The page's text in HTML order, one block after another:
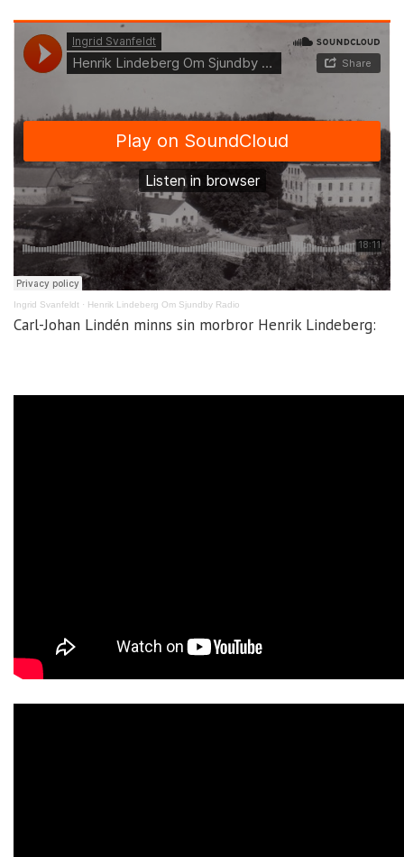
Ingrid Svanfeldt · Henrik Lindeberg Om Sjundby Radio
Carl-Johan Lindén minns sin morbror Henrik Lindeberg: